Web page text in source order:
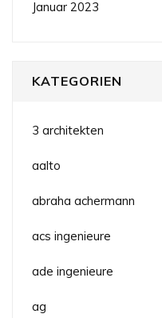
Januar 2023
KATEGORIEN
3 architekten
aalto
abraha achermann
acs ingenieure
ade ingenieure
ag